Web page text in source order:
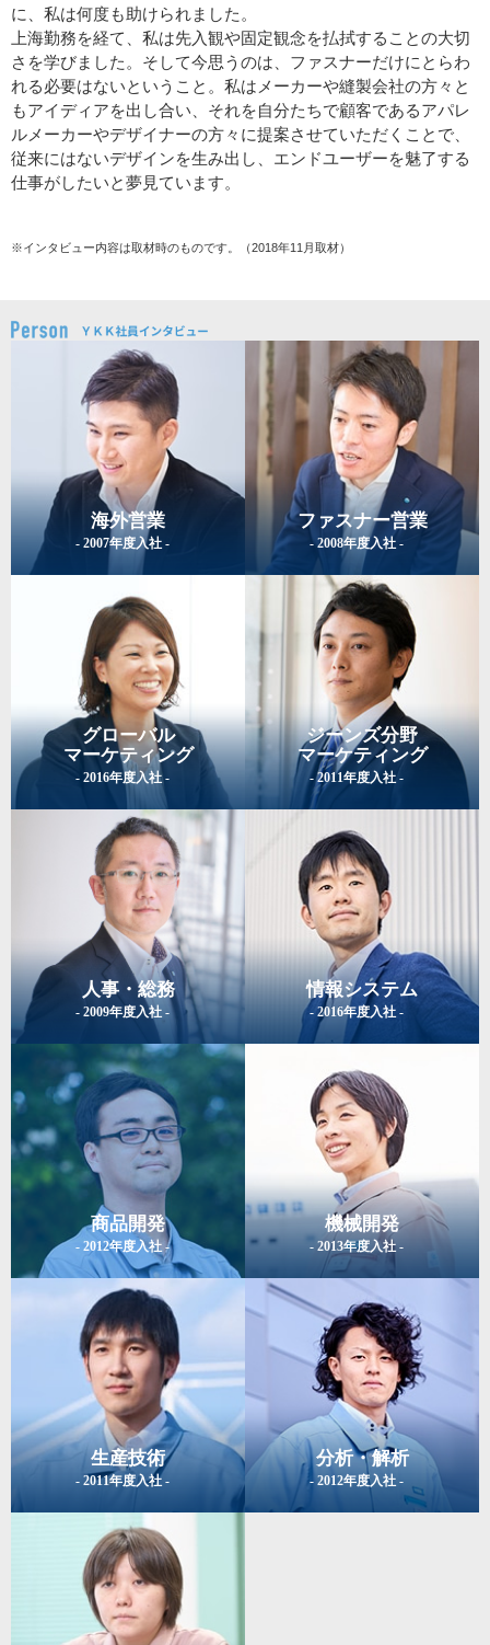
に、私は何度も助けられました。
上海勤務を経て、私は先入観や固定観念を払拭することの大切
さを学びました。そして今思うのは、ファスナーだけにとらわ
れる必要はないということ。私はメーカーや縫製会社の方々と
もアイディアを出し合い、それを自分たちで顧客であるアパレ
ルメーカーやデザイナーの方々に提案させていただくことで、
従来にはないデザインを生み出し、エンドユーザーを魅了する
仕事がしたいと夢見ています。
※インタビュー内容は取材時のものです。（2018年11月取材）
海外営業
- 2007年度入社 -
ファスナー営業
- 2008年度入社 -
グローバル
マーケティング
- 2016年度入社 -
ジーンズ分野
マーケティング
- 2011年度入社 -
人事・総務
- 2009年度入社 -
情報システム
- 2016年度入社 -
商品開発
- 2012年度入社 -
機械開発
- 2013年度入社 -
生産技術
- 2011年度入社 -
分析・解析
- 2012年度入社 -